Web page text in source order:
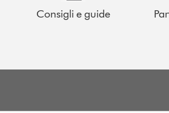
Consigli e guide